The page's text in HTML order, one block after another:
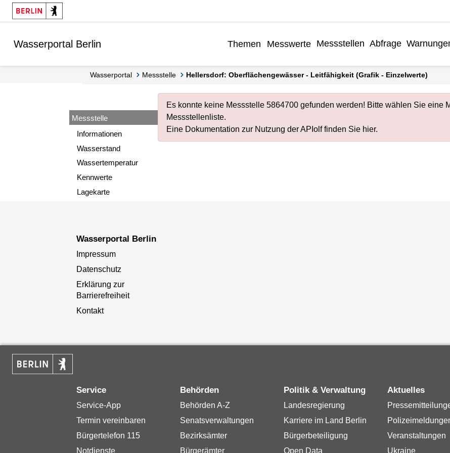
Springe zur Navigation
Springe zum Inhalt
Wasserportal Berlin Themen Messwerte Messstellen Abfrage
Wasserportal Messstelle Hellersdorf: Oberflächengewässer - Leitfähigkeit (Grafik - Einzelwerte)
Messstelle
Informationen
Wasserstand
Wassertemperatur
Kennwerte
Lagekarte
Es konnte keine Messstelle 5864700 gefunden werden! Bitte wählen Sie eine
Messstellenliste.
Eine Dokumentation zur Nutzung der APIolf finden Sie hier.
Wasserportal Berlin
Impressum
Datenschutz
Erklärung zur
Barrierefreiheit
Kontakt
Service
Service-App
Termin vereinbaren
Bürgertelefon 115
Notdienste
Behörden
Behörden A-Z
Senatsverwaltungen
Bezirksämter
Bürgerämter
Politik & Verwaltung
Landesregierung
Karriere im Land Berlin
Bürgerbeteiligung
Open Data
Aktuelles
Veranstaltungen
Ukraine